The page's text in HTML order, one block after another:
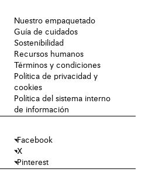
Nuestro empaquetado
Guía de cuidados
Sostenibilidad
Recursos humanos
Términos y condiciones
Política de privacidad y
cookies
Política del sistema interno
de información
Facebook
X
Pinterest